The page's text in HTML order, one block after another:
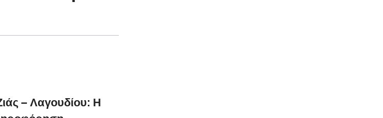
– Λαγουδίου: Η